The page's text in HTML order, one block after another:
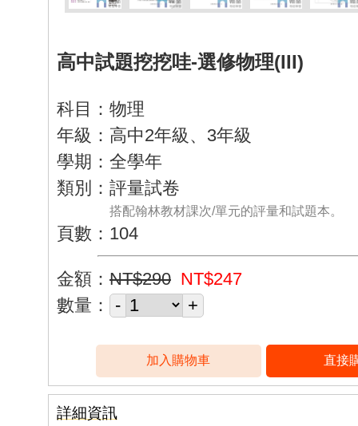
高中試題挖挖哇-選修物理(III)
科目：物理
年級：高中2年級、3年級
學期：全學年
類別：評量試卷
搭配翰林教材課次/單元的評量和試題本。
頁數：104
金額： NT$290 NT$247
數量：
詳細資訊